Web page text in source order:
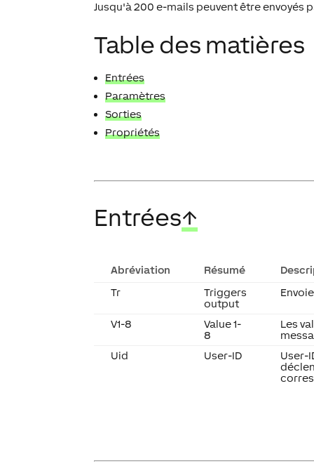
Jusqu'à 200 e-mails peuvent être envoyés
Table des matières
Entrées
Paramètres
Sorties
Propriétés
Entrées↑
Abréviation Résumé
Tr
Triggers
output
V1-8
Value 1-
8
Les
Uid
User-ID
User-